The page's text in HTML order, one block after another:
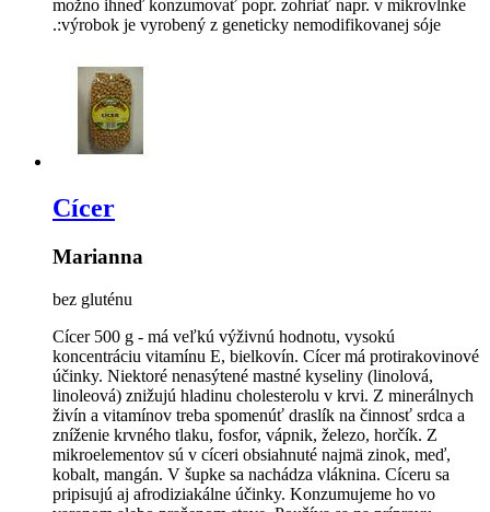
možno ihneď konzumovať popr. zohriať napr. v mikrovlnke
.:výrobok je vyrobený z geneticky nemodifikovanej sóje
Cícer
Marianna
bez gluténu
Cícer 500 g - má veľkú výživnú hodnotu, vysokú
koncentráciu vitamínu E, bielkovín. Cícer má protirakovinové
účinky. Niektoré nenasýtené mastné kyseliny (linolová,
linoleová) znižujú hladinu cholesterolu v krvi. Z minerálnych
živín a vitamínov treba spomenúť draslík na činnosť srdca a
zníženie krvného tlaku, fosfor, vápnik, železo, horčík. Z
mikroelementov sú v cíceri obsiahnuté najmä zinok, meď,
kobalt, mangán. V šupke sa nachádza vláknina. Cíceru sa
pripisujú aj afrodiziakálne účinky. Konzumujeme ho vo